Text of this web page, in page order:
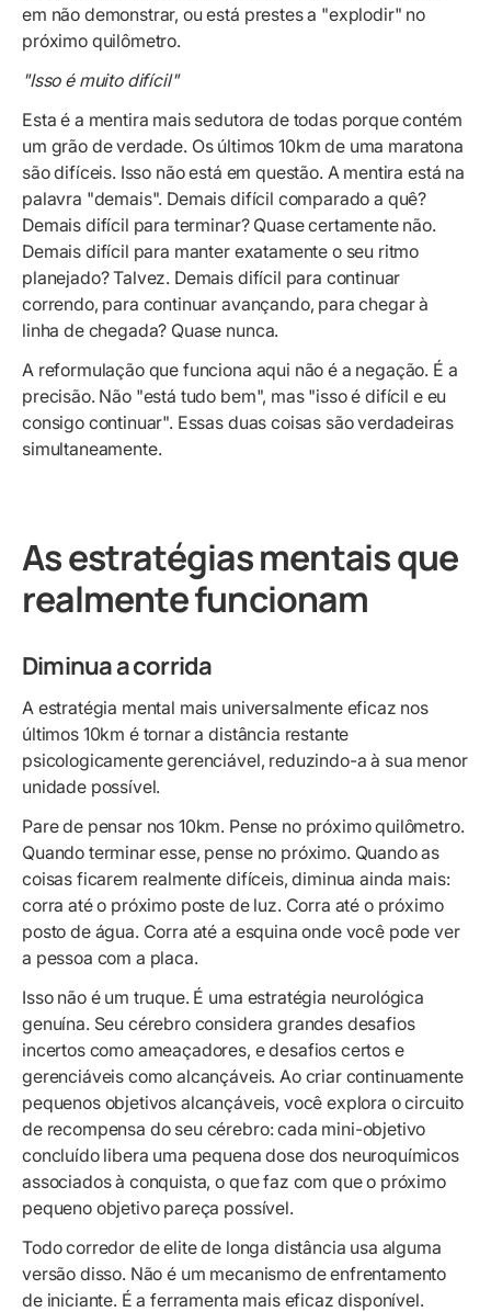
em não demonstrar, ou está prestes a "explodir" no
próximo quilômetro.
"Isso é muito difícil"
Esta é a mentira mais sedutora de todas porque contém
um grão de verdade. Os últimos 10km de uma maratona
são difíceis. Isso não está em questão. A mentira está na
palavra "demais". Demais difícil comparado a quê?
Demais difícil para terminar? Quase certamente não.
Demais difícil para manter exatamente o seu ritmo
planejado? Talvez. Demais difícil para continuar
correndo, para continuar avançando, para chegar à
linha de chegada? Quase nunca.
A reformulação que funciona aqui não é a negação. É a
precisão. Não "está tudo bem", mas "isso é difícil e eu
consigo continuar". Essas duas coisas são verdadeiras
simultaneamente.
As estratégias mentais que
realmente funcionam
Diminua a corrida
A estratégia mental mais universalmente eficaz nos
últimos 10km é tornar a distância restante
psicologicamente gerenciável, reduzindo-a à sua menor
unidade possível.
Pare de pensar nos 10km. Pense no próximo quilômetro.
Quando terminar esse, pense no próximo. Quando as
coisas ficarem realmente difíceis, diminua ainda mais:
corra até o próximo poste de luz. Corra até o próximo
posto de água. Corra até a esquina onde você pode ver
a pessoa com a placa.
Isso não é um truque. É uma estratégia neurológica
genuína. Seu cérebro considera grandes desafios
incertos como ameaçadores, e desafios certos e
gerenciáveis como alcançáveis. Ao criar continuamente
pequenos objetivos alcançáveis, você explora o circuito
de recompensa do seu cérebro: cada mini-objetivo
concluído libera uma pequena dose dos neuroquímicos
associados à conquista, o que faz com que o próximo
pequeno objetivo pareça possível.
Todo corredor de elite de longa distância usa alguma
versão disso. Não é um mecanismo de enfrentamento
de iniciante. É a ferramenta mais eficaz disponível.